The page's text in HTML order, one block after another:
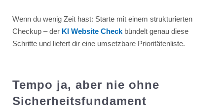
Wenn du wenig Zeit hast: Starte mit einem strukturierten
Checkup – der KI Website Checkbündelt genau diese
Schritte und liefert dir eine umsetzbare Prioritätenliste.
Tempo ja, aber nie ohne
Sicherheitsfundament